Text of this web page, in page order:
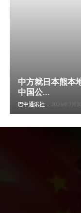
中方就日本熊本
中国公...
巴中通讯社 - 2026年7月30